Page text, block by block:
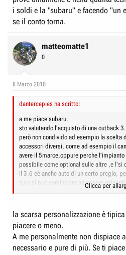
i soldi e la "subaru" e facendo "un
se il conto torna.
matteomatte1
0
8 Marzo 2010
dantercepies ha scritto:
a me piace subaru.
sto valutando l'acquisto di una outback
però non condivido ad esempio la scelta
accessori diversi, come ad esempio il
avere il 5marce,oppure perche
possibile come optional sulle altre ,e l'si
il 3.6 eè anche auto di un certo pregio,
euro si può cominciare ad essere
anche gli altri modelli anche se più
curato, e forse il cliente potrebbe avere
Clicca per
la scarsa personalizzazione è
piacere o meno.
A me personalmente non dispiace
necessario e pure di più. Se ti